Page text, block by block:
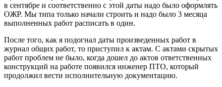
в сентябре и соответственно с этой даты надо было оформлять
ОЖР. Мы типа только начали строить и надо было 3 месяца
выполненных работ расписать в один.
После того, как я подогнал даты произведенных работ в
журнал общих работ, то приступил к актам. С актами скрытых
работ проблем не было, когда дошел до актов ответственных
конструкций на работе появился инженер ПТО, который
продолжил вести исполнительную документацию.